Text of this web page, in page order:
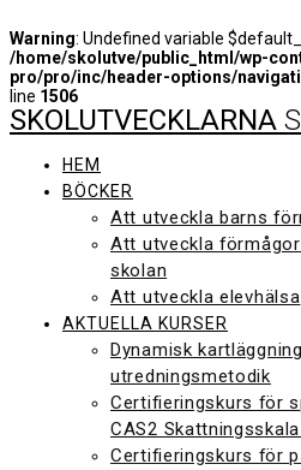
Warning: Undefined variable
/home/skolutve/public_html/wp-
pro/pro/inc/header-options/
line 1506
Hoppa
till
SKOLUTVECKLARNA
HEM
BÖCKER
Att utveckla barns
Att utveckla
skolan
Att utveckla elevhälsa
AKTUELLA KURSER
Dynamisk
utredningsmetodik
Certifieringskurs för
CAS2
Certifieringskurs för